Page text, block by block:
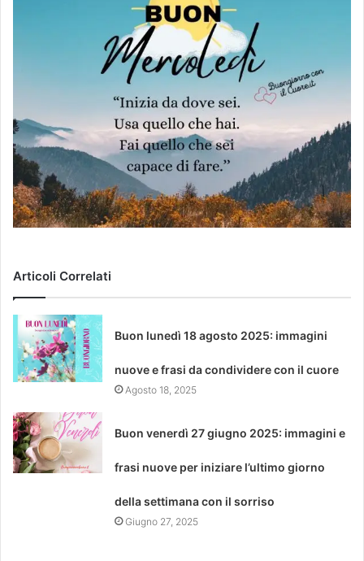
Articoli Correlati
Buon lunedì 18 agosto 2025: immagini
nuove e frasi da condividere con il cuore
Agosto 18, 2025
Buon venerdì 27 giugno 2025: immagini e
frasi nuove per iniziare l’ultimo giorno
della settimana con il sorriso
Giugno 27, 2025